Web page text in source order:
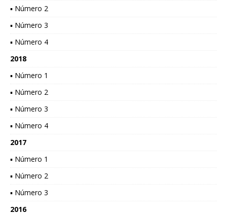
▪ Número 2
▪ Número 3
▪ Número 4
2018
▪ Número 1
▪ Número 2
▪ Número 3
▪ Número 4
2017
▪ Número 1
▪ Número 2
▪ Número 3
2016